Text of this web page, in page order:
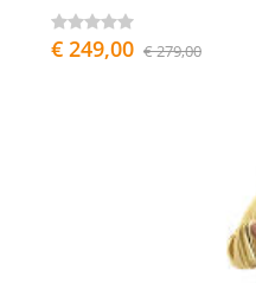
€ 249,00 € 279,00